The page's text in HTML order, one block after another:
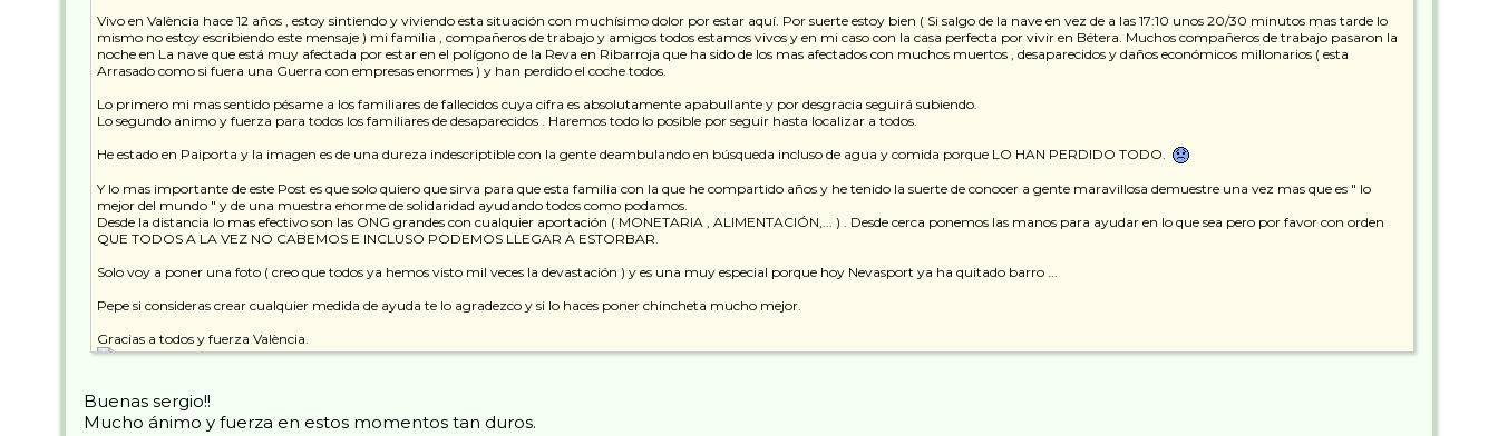
Vivo en València hace 12 años , estoy sintiendo y viviendo esta situación con muchísimo dolor por estar aquí. Por suerte estoy bien ( Si salgo de la nave en vez de a las 17:10 unos 20/30 minutos mas tarde lo
mismo no estoy escribiendo este mensaje ) mi familia , compañeros de trabajo y amigos todos estamos vivos y en mi caso con la casa perfecta por vivir en Bétera. Muchos compañeros de trabajo pasaron la
noche en La nave que está muy afectada por estar en el polígono de la Reva en Ribarroja que ha sido de los mas afectados con muchos muertos , desaparecidos y daños económicos millonarios ( esta
Arrasado como si fuera una Guerra con empresas enormes ) y han perdido el coche todos.
Lo primero mi mas sentido pésame a los familiares de fallecidos cuya cifra es absolutamente apabullante y por desgracia seguirá subiendo.
Lo segundo animo y fuerza para todos los familiares de desaparecidos . Haremos todo lo posible por seguir hasta localizar a todos.
He estado en Paiporta y la imagen es de una dureza indescriptible con la gente deambulando en búsqueda incluso de agua y comida porque LO HAN PERDIDO TODO.
Y lo mas importante de este Post es que solo quiero que sirva para que esta familia con la que he compartido años y he tenido la suerte de conocer a gente maravillosa demuestre una vez mas que es " lo
mejor del mundo " y de una muestra enorme de solidaridad ayudando todos como podamos.
Desde la distancia lo mas efectivo son las ONG grandes con cualquier aportación ( MONETARIA , ALIMENTACIÓN,... ) . Desde cerca ponemos las manos para ayudar en lo que sea pero por favor con orden
QUE TODOS A LA VEZ NO CABEMOS E INCLUSO PODEMOS LLEGAR A ESTORBAR.
Solo voy a poner una foto ( creo que todos ya hemos visto mil veces la devastación ) y es una muy especial porque hoy Nevasport ya ha quitado barro ...
Pepe si consideras crear cualquier medida de ayuda te lo agradezco y si lo haces poner chincheta mucho mejor.
Gracias a todos y fuerza València.
Buenas sergio!!
Mucho ánimo y fuerza en estos momentos tan duros.